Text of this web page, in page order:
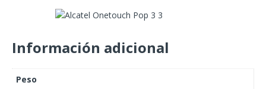
Información adicional
Peso